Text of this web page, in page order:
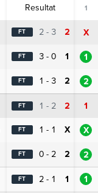
Resultat
FT 2 - 3 2
FT 3 - 0 1
FT 1 - 3 2
FT 1 - 2 2
FT 1 - 1 X
FT 0 - 2 2
FT 2 - 1 1
1
X
1
2
1
X
2
1